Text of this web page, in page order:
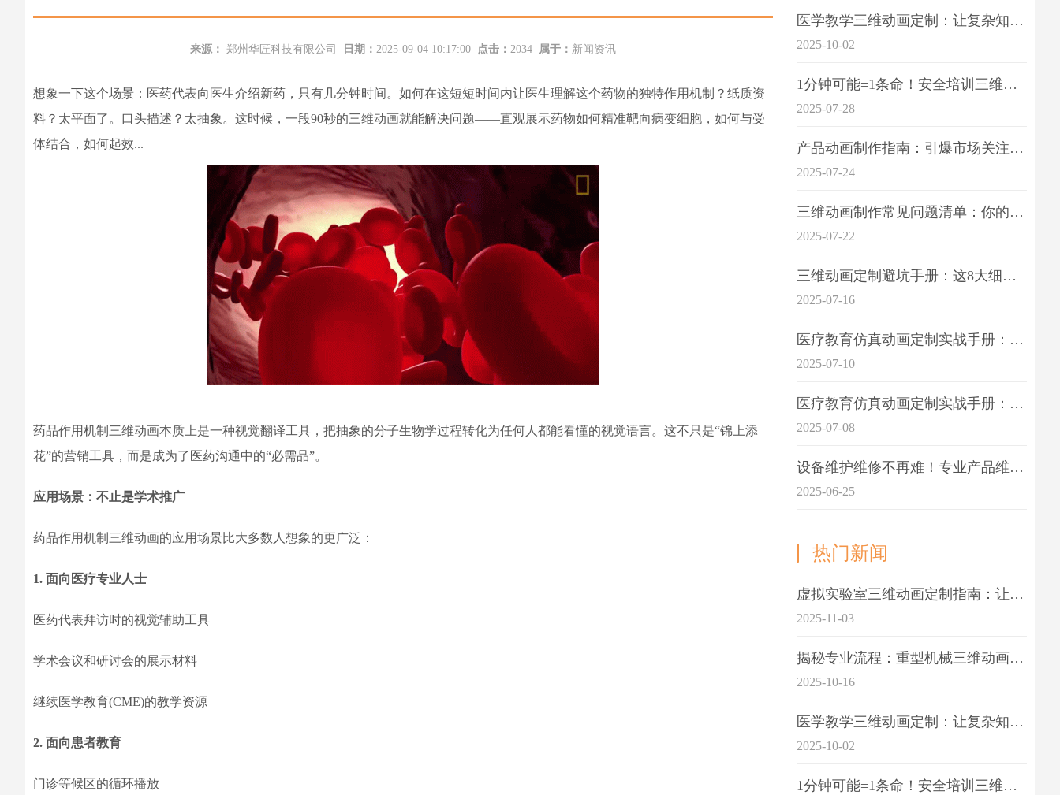
来源： 郑州华匠科技有限公司 日期： 2025-09-04 10:17:00 点击： 2034 属于： 新闻资讯
想象一下这个场景：医药代表向医生介绍新药，只有几分钟时间。如何在这短短时间内让医生理解这个药物的独特作用机制？纸质资
料？太平面了。口头描述？太抽象。这时候，一段90秒的三维动画就能解决问题——直观展示药物如何精准靶向病变细胞，如何与受
体结合，如何起效...
药品作用机制三维动画本质上是一种视觉翻译工具，把抽象的分子生物学过程转化为任何人都能看懂的视觉语言。这不只是“锦上添
花”的营销工具，而是成为了医药沟通中的“必需品”。
应用场景：不止是学术推广
药品作用机制三维动画的应用场景比大多数人想象的更广泛：
1. 面向医疗专业人士
医药代表拜访时的视觉辅助工具
学术会议和研讨会的展示材料
继续医学教育(CME)的教学资源
2. 面向患者教育
门诊等候区的循环播放
医学教学三维动画定制：让复杂知识一目了
2025-10-02
1分钟可能=1条命！安全培训三维动画制作成本效益深度拆解
2025-07-28
产品动画制作指南：引爆市场关注的视觉引擎
2025-07-24
三维动画制作常见问题清单：你的项目是否踩中这6大技术雷区？
2025-07-22
三维动画定制避坑手册：这8大细节重点关注
2025-07-16
医疗教育仿真动画定制实战手册：击破传统医学教育7大痛点
2025-07-10
医疗教育仿真动画定制实战手册：解决传统教学的7大痛点
2025-07-08
设备维护维修不再难！专业产品维护三维动画演示定制指南
2025-06-25
热门新闻
虚拟实验室三维动画定制指南：让科学教学更生动
2025-11-03
揭秘专业流程：重型机械三维动画制作的5大关键步骤
2025-10-16
医学教学三维动画定制：让复杂知识一目了
2025-10-02
1分钟可能=1条命！安全培训三维动画制作成本效益深度拆解